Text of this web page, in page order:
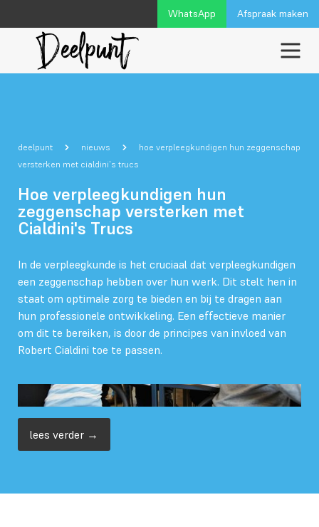
WhatsApp Afspraak maken
deelpunt nieuws
hoe verpleegkundigen hun zeggenschap
versterken met cialdini's trucs
Hoe verpleegkundigen hun
zeggenschap versterken met
Cialdini's Trucs
In de verpleegkunde is het cruciaal dat verpleegkundigen
een zeggenschap hebben over hun werk. Dit stelt hen in
staat om optimale zorg te bieden en bij te dragen aan
hun professionele ontwikkeling. Een effectieve manier
om dit te bereiken, is door de principes van invloed van
Robert Cialdini toe te passen.
lees verder →